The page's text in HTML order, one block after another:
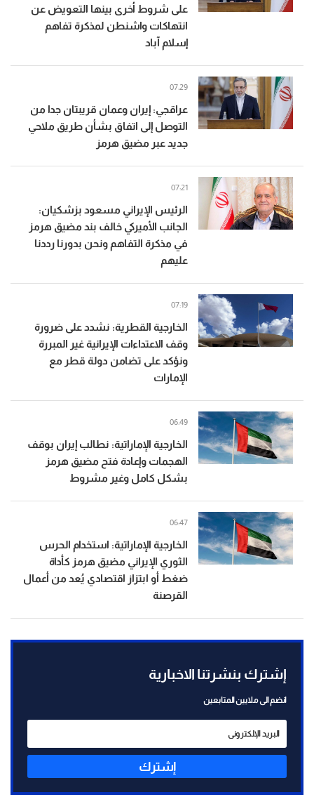
على شروط أخرى بينها التعويض عن
انتهاكات واشنطن لمذكرة تفاهم
إسلام آباد
عراقجي: إيران وعمان قريبتان جدا من
التوصل إلى اتفاق بشأن طريق ملاحي
جديد عبر مضيق هرمز
07:29
الرئيس الإيراني مسعود بزشكيان:
الجانب الأميركي خالف بند مضيق هرمز
في مذكرة التفاهم ونحن بدورنا رددنا
عليهم
07:21
الخارجية القطرية: نشدد على ضرورة
وقف الاعتداءات الإيرانية غير المبررة
ونؤكد على تضامن دولة قطر مع
الإمارات
07:19
الخارجية الإماراتية: نطالب إيران بوقف
الهجمات وإعادة فتح مضيق هرمز
بشكل كامل وغير مشروط
06:49
الخارجية الإماراتية: استخدام الحرس
الثوري الإيراني مضيق هرمز كأداة
ضغط أو ابتزاز اقتصادي يُعد من أعمال
القرصنة
06:47
إشترك بنشرتنا الاخبارية
انضم الى ملايين المتابعين
إشترك